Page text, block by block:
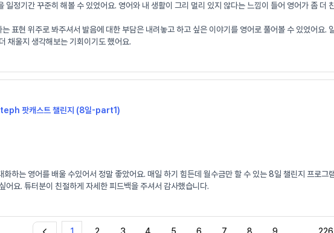
일정기간 꾸준히 해볼 수 있었어요. 영어와 내 생활이 그리 멀리 있지 않다는 느낌이 들어 영어가 좀 더
표현 위주로 봐주셔서 발음에 대한 부담은 내려놓고 하고 싶은 이야기를 영어로 풀어볼 수 있었어
채울지 생각해보는 기회이기도 했어요.
팟캐스트 챌린지 (8일-part1)
화하는 영어를 배울 수있어서 정말 좋았어요. 매일 하기 힘든데 월수금만 할 수 있는 8일 챌린지 프로그
어요. 튜터분이 친절하게 자세한 피드백을 주셔서 감사했습니다.
1 2 3 4 5 6 7 8 9 226